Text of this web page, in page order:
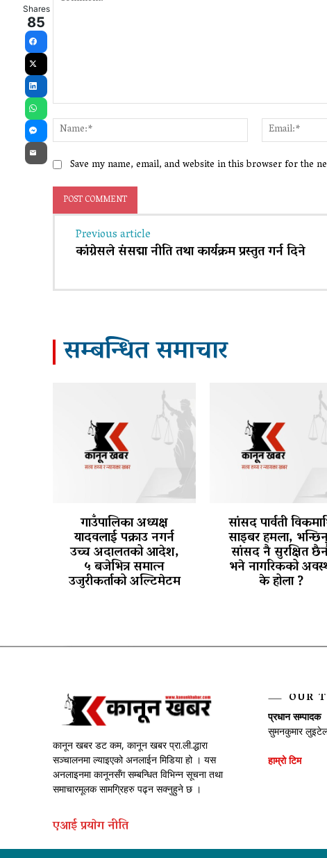
Name:*
Save my name, email, and website in this browser for the
Previous article
कांग्रेसले संसद्मा नीति तथा कार्यक्रम प्रस्तुत गर्न दिने
सम्बन्धित समाचार
गाउँपालिका अध्यक्ष
यादवलाई पक्राउ नगर्न
उच्च अदालतको आदेश,
५ बजेभित्र समात्न
उजुरीकर्ताको अल्टिमेटम
सांसद पार्वती
साइबर हमला,
सांसद नै सुरक्षित
भने नागरिकको
के होला ?
कानून खबर डट कम, कानून खबर प्रा.ली.द्धारा
सञ्चालनमा ल्याइएको अनलाईन मिडिया हो । यस
अनलाइनमा कानूनसँग सम्बन्धित विभिन्न सूचना तथा
समाचारमूलक सामग्रिहरु पढ्न सक्नुहुने छ ।
एआई प्रयाेग नीति
OUR
प्रधान सम्पादक
सुमनकुमार
हाम्रो टिम
Shares
85
Facebook
X
LinkedIn
WhatsApp
Messenger
Email